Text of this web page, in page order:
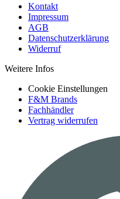
Kontakt
Impressum
AGB
Datenschutzerklärung
Widerruf
Weitere Infos
Cookie Einstellungen
F&M Brands
Fachhändler
Vertrag widerrufen